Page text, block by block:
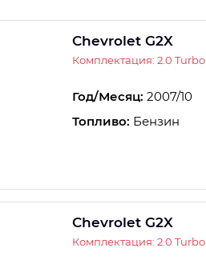
Chevrolet G2X
Комплектация: 2.0 Turbo
Год/Месяц: 2007/10
Топливо: Бензин
Chevrolet G2X
Комплектация: 2.0 Turbo